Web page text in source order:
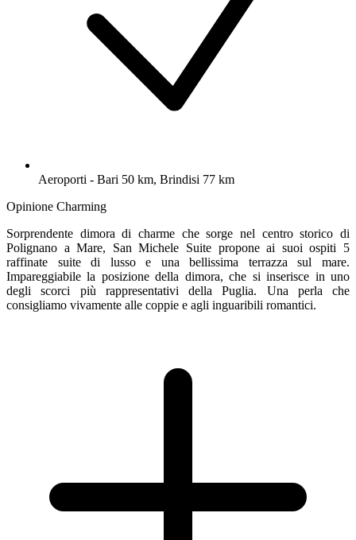
Aeroporti - Bari 50 km, Brindisi 77 km
Opinione Charming
Sorprendente dimora di charme che sorge nel centro storico di
Polignano a Mare, San Michele Suite propone ai suoi ospiti 5
raffinate suite di lusso e una bellissima terrazza sul mare.
Impareggiabile la posizione della dimora, che si inserisce in uno
degli scorci più rappresentativi della Puglia. Una perla che
consigliamo vivamente alle coppie e agli inguaribili romantici.